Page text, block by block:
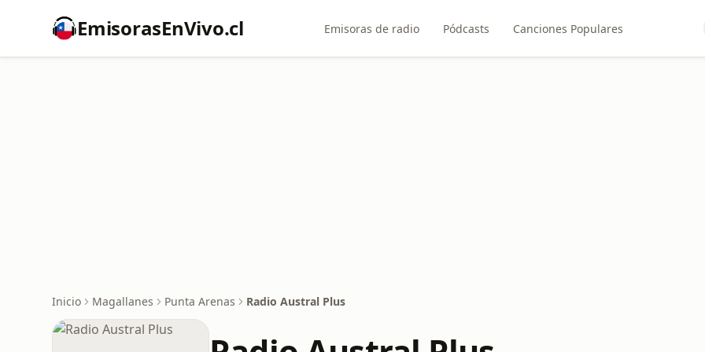
EmisorasEnVivo.cl Emisoras de radio Pódcasts Canciones Populares
Inicio Magallanes Punta Arenas Radio Austral Plus